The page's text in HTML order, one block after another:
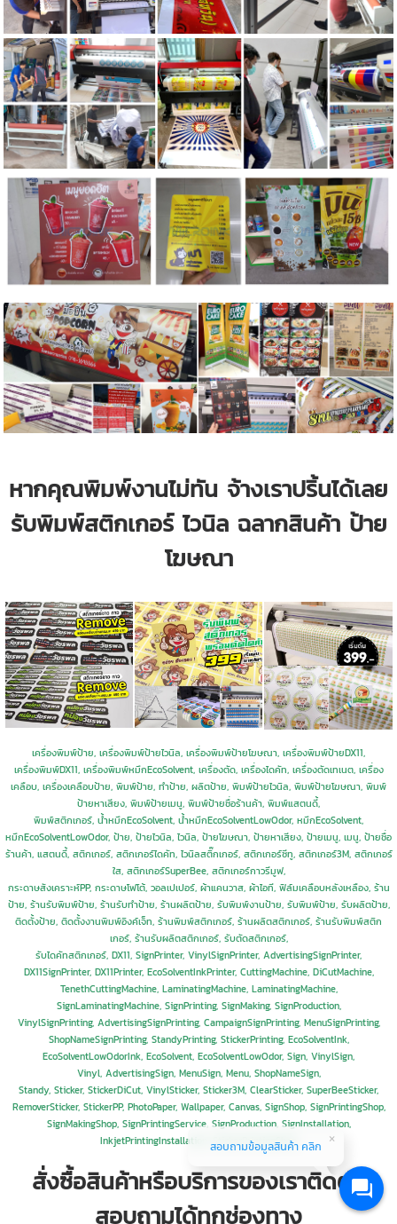
หากคุณพิมพ์งานไม่ทัน จ้างเราปริ้นได้เลย
รับพิมพ์สติกเกอร์ ไวนิล ฉลากสินค้า ป้าย
โฆษณา
เครื่องพิมพ์ป้าย, เครื่องพิมพ์ป้ายไวนิล, เครื่องพิมพ์ป้ายโฆษณา, เครื่องพิมพ์ป้ายDX11,
เครื่องพิมพ์DX11, เครื่องพิมพ์หมึกEcoSolvent, เครื่องตัด, เครื่องไดคัท, เครื่องตัดเทเนต, เครื่อง
เคลือบ, เครื่องเคลือบป้าย, พิมพ์ป้าย, ทำป้าย, ผลิตป้าย, พิมพ์ป้ายไวนิล, พิมพ์ป้ายโฆษณา, พิมพ์
ป้ายหาเสียง, พิมพ์ป้ายเมนู, พิมพ์ป้ายชื่อร้านค้า, พิมพ์แสตนดี้,
พิมพ์สติกเกอร์, น้ำหมึกEcoSolvent, น้ำหมึกEcoSolventLowOdor, หมึกEcoSolvent,
หมึกEcoSolventLowOdor, ป้าย, ป้ายไวนิล, ไวนิล, ป้ายโฆษณา, ป้ายหาเสียง, ป้ายเมนู, เมนู, ป้ายชื่อ
ร้านค้า, แสตนดี้, สติกเกอร์, สติกเกอร์ไดคัท, ไวนิลสติ๊กเกอร์, สติกเกอร์ซีทู, สติกเกอร์3M, สติกเกอร์
ใส, สติกเกอร์SuperBee, สติกเกอร์กาวรีมูฟ,
กระดาษสังเคราะห์PP, กระดาษโฟโต้, วอลเปเปอร์, ผ้าแคนวาส, ผ้าไอที, ฟิล์มเคลือบหลังเหลือง, ร้าน
ป้าย, ร้านรับพิมพ์ป้าย, ร้านรับทำป้าย, ร้านผลิตป้าย, รับพิมพ์งานป้าย, รับพิมพ์ป้าย, รับผลิตป้าย,
ติดตั้งป้าย, ติดตั้งงานพิมพ์อิงค์เจ็ท, ร้านพิมพ์สติกเกอร์, ร้านผลิตสติกเกอร์, ร้านรับพิมพ์สติก
เกอร์, ร้านรับผลิตสติกเกอร์, รับตัดสติกเกอร์,
รับไดคัทสติกเกอร์, DX11, SignPrinter, VinylSignPrinter, AdvertisingSignPrinter,
DX11SignPrinter, DX11Printer, EcoSolventInkPrinter, CuttingMachine, DiCutMachine,
TenethCuttingMachine, LaminatingMachine, LaminatingMachine,
SignLaminatingMachine, SignPrinting, SignMaking, SignProduction,
VinylSignPrinting, AdvertisingSignPrinting, CampaignSignPrinting, MenuSignPrinting,
ShopNameSignPrinting, StandyPrinting, StickerPrinting, EcoSolventInk,
EcoSolventLowOdorInk, EcoSolvent, EcoSolventLowOdor, Sign, VinylSign,
Vinyl, AdvertisingSign, MenuSign, Menu, ShopNameSign,
Standy, Sticker, StickerDiCut, VinylSticker, Sticker3M, ClearSticker, SuperBeeSticker,
RemoverSticker, StickerPP, PhotoPaper, Wallpaper, Canvas, SignShop, SignPrintingShop,
SignMakingShop, SignPrintingService, SignProduction, SignInstallation,
InkjetPrintingInstallation, StickerPrintingShop
สั่งซื้อสินค้าหรือบริการของเราติดต่อ
สอบถามได้ทุกช่องทาง
สอบถามข้อมูลสินค้า คลิก